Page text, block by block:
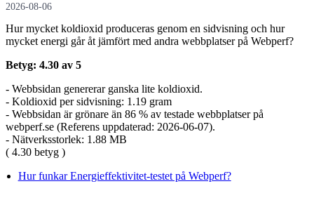
2026-08-06
Hur mycket koldioxid produceras genom en sidvisning och hur
mycket energi går åt jämfört med andra webbplatser på Webperf?
Betyg: 4.30 av 5
- Webbsidan genererar ganska lite koldioxid.
- Koldioxid per sidvisning: 1.19 gram
- Webbsidan är grönare än 86 % av testade webbplatser på
webperf.se (Referens uppdaterad: 2026-06-07).
- Nätverksstorlek: 1.88 MB
( 4.30 betyg )
Hur funkar Energieffektivitet-testet på Webperf?